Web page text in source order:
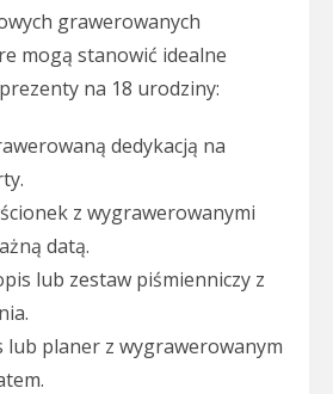
grawerowanych
mogą stanowić idealne
na 18 urodziny:
dedykacją na
z wygrawerowanymi
datą.
lub zestaw piśmienniczy z
lub planer z wygrawerowanym